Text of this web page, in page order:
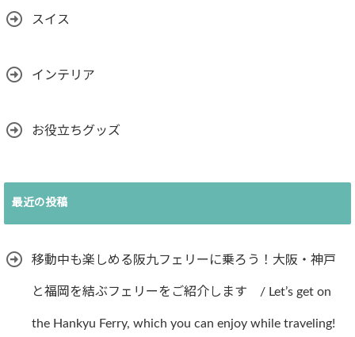
スイス
インテリア
お役立ちグッズ
最近の投稿
移動中も楽しめる阪九フェリーに乗ろう！大阪・神戸
と福岡を結ぶフェリーをご紹介します / Let’s get on
the Hankyu Ferry, which you can enjoy while traveling!